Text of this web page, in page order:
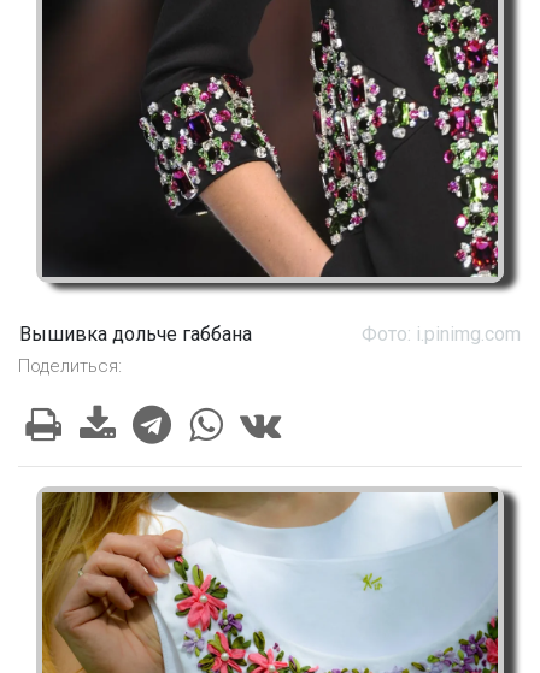
Вышивка дольче габбана Фото: i.pinimg.com
Поделиться: